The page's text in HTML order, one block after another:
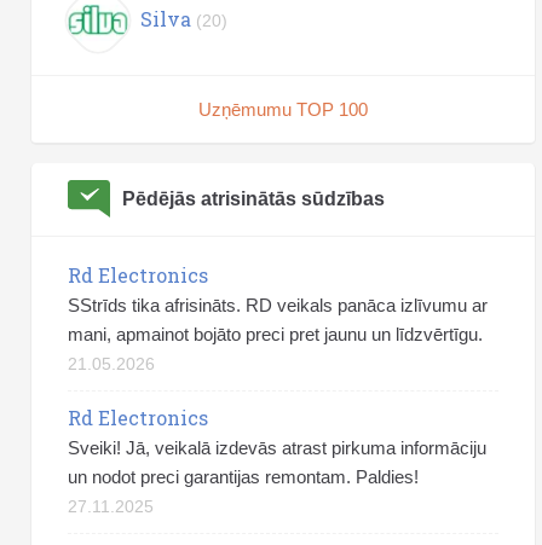
Silva (20)
Uzņēmumu TOP 100
Pēdējās atrisinātās sūdzības
Rd Electronics
SStrīds tika afrisināts. RD veikals panāca izlīvumu ar
mani, apmainot bojāto preci pret jaunu un līdzvērtīgu.
21.05.2026
Rd Electronics
Sveiki! Jā, veikalā izdevās atrast pirkuma informāciju
un nodot preci garantijas remontam. Paldies!
27.11.2025